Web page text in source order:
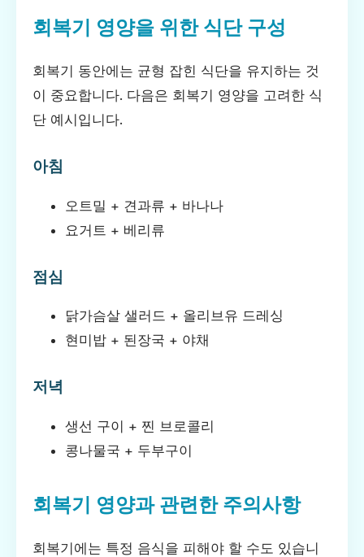
회복기 영양을 위한 식단 구성
회복기 동안에는 균형 잡힌 식단을 유지하는 것
이 중요합니다. 다음은 회복기 영양을 고려한 식
단 예시입니다.
아침
오트밀 + 견과류 + 바나나
요거트 + 베리류
점심
닭가슴살 샐러드 + 올리브유 드레싱
현미밥 + 된장국 + 야채
저녁
생선 구이 + 찐 브로콜리
콩나물국 + 두부구이
회복기 영양과 관련한 주의사항
회복기에는 특정 음식을 피해야 할 수도 있습니